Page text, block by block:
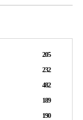
205
232
482
189
190